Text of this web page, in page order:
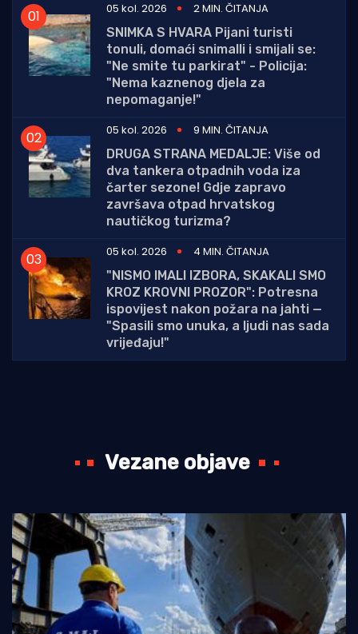
05 kol. 2026
2 MIN. ČITANJA
SNIMKA S HVARA Pijani turisti
tonuli, domaći snimalli i smijali se:
"Ne smite tu parkirat" - Policija:
"Nema kaznenog djela za
nepomaganje!"
05 kol. 2026
9 MIN. ČITANJA
DRUGA STRANA MEDALJE: Više od
dva tankera otpadnih voda iza
čarter sezone! Gdje zapravo
završava otpad hrvatskog
nautičkog turizma?
05 kol. 2026
4 MIN. ČITANJA
"NISMO IMALI IZBORA, SKAKALI SMO
KROZ KROVNI PROZOR": Potresna
ispovijest nakon požara na jahti —
"Spasili smo unuka, a ljudi nas sada
vrijeđaju!"
Vezane objave